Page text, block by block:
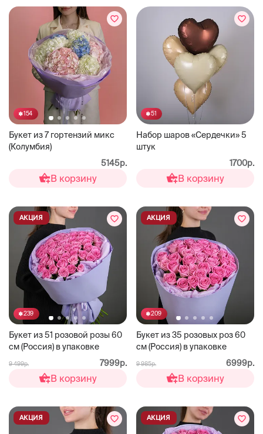
154
Букет из 7 гортензий микс
(Колумбия)
5145р.
В корзину
51
Набор шаров «Сердечки» 5
штук
1700р.
В корзину
239
Букет из 51 розовой розы 60
см (Россия) в упаковке
АКЦИЯ
9 499р. 7999р.
В корзину
209
Букет из 35 розовых роз 60
см (Россия) в упаковке
АКЦИЯ
9 985р. 6999р.
В корзину
АКЦИЯ АКЦИЯ